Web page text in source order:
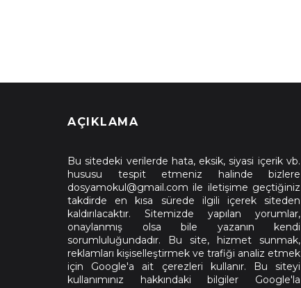
AÇIKLAMA
Bu sitedeki verilerde hata, eksik, siyasi içerik vb.
hususu tespit etmeniz halinde bizlere
dosyamokul@gmail.com ile iletişime geçtiğiniz
takdirde en kısa sürede ilgili içerek siteden
kaldırılacaktır. Sitemizde yapılan yorumlar,
onaylanmış olsa bile yazanın kendi
sorumluluğundadır. Bu site, hizmet sunmak,
reklamları kişiselleştirmek ve trafiği analiz etmek
için Google'a ait çerezleri kullanır. Bu siteyi
kullanımınız hakkındaki bilgiler Google'la